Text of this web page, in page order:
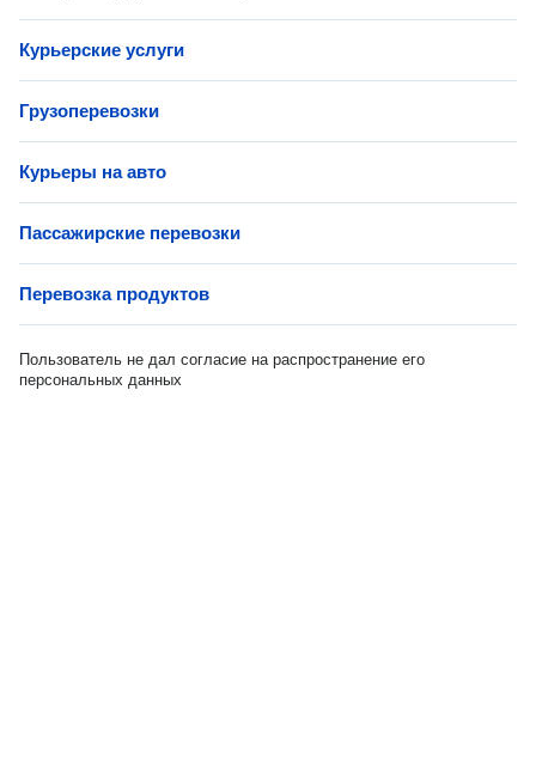
Курьерские услуги
Грузоперевозки
Курьеры на авто
Пассажирские перевозки
Перевозка продуктов
Пользователь не дал согласие на распространение его
персональных данных